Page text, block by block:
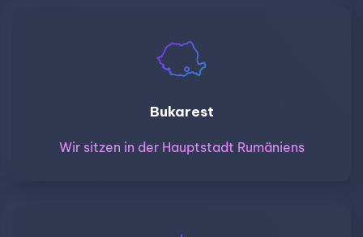
Bukarest
Wir sitzen in der Hauptstadt Rumäniens